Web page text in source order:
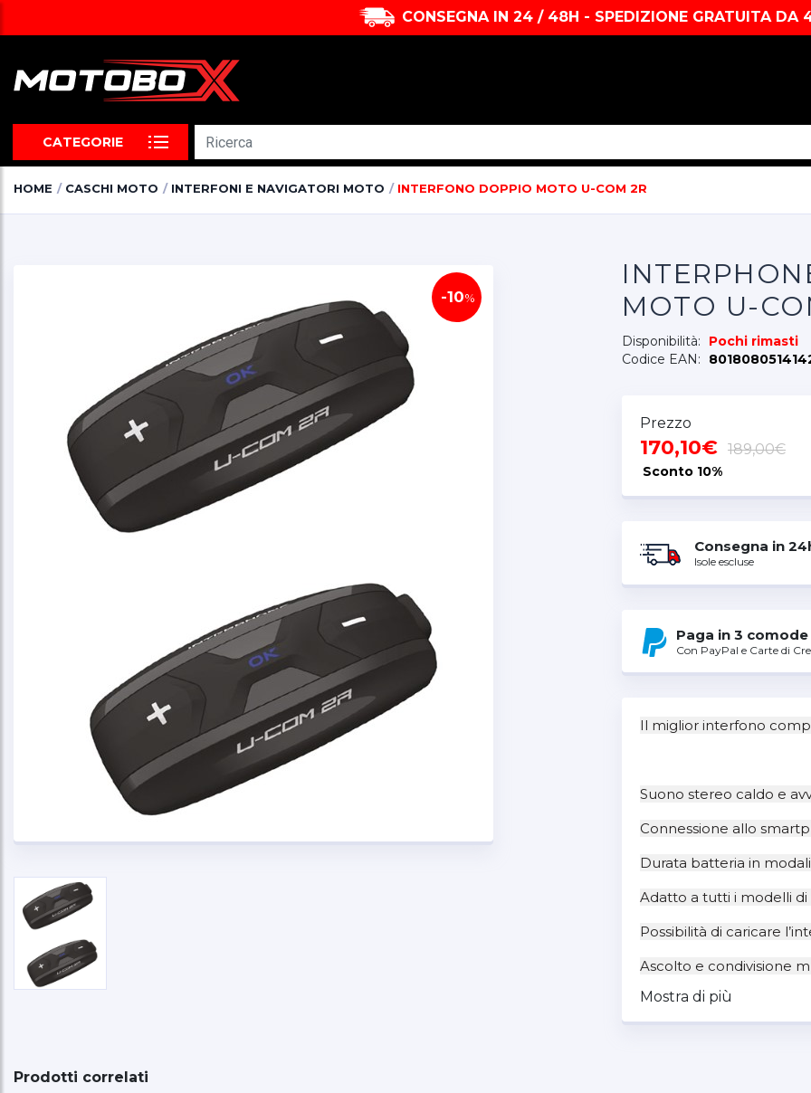
CONSEGNA IN 24 / 48H - SPEDIZIONE GRATUITA DA
CATEGORIE
HOME CASCHI MOTO INTERFONI E NAVIGATORI MOTO INTERFONO DOPPIO MOTO U-COM 2R
MOTO U-
Disponibilità:
Pochi rimasti
Codice EAN:
Prezzo
170,10€ 189,00€
Sconto 10%
-10%
Consegna in
Isole escluse
Paga in 3
Con PayPal e Carte di
Il miglior interfono
Suono stereo caldo e
Connessione allo
Durata batteria in
Adatto a tutti i modelli di
Possibilità di caricare
Ascolto e condivisione
Menù con guida vocale
Mostra di più
Prodotti correlati